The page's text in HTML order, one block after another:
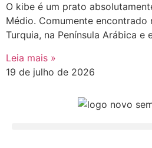
O kibe é um prato
Médio. Comumente
Turquia, na Península Arábica e
Leia mais »
19 de julho de 2026